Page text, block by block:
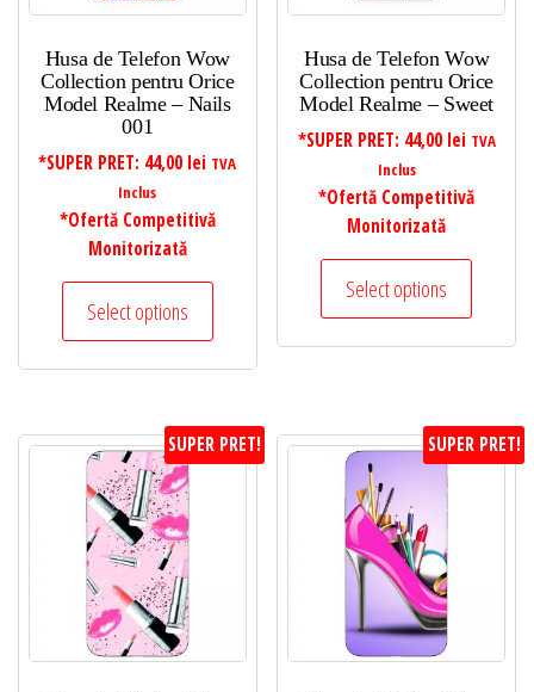
Husa de Telefon Wow
Collection pentru Orice
Model Realme – Nails
001
*SUPER PRET: 44,00 lei TVA
Inclus
*Ofertă Competitivă
Monitorizată
Select options
Husa de Telefon Wow
Collection pentru Orice
Model Realme – Sweet
*SUPER PRET: 44,00 lei TVA
Inclus
*Ofertă Competitivă
Monitorizată
Select options
SUPER PRET! SUPER PRET!